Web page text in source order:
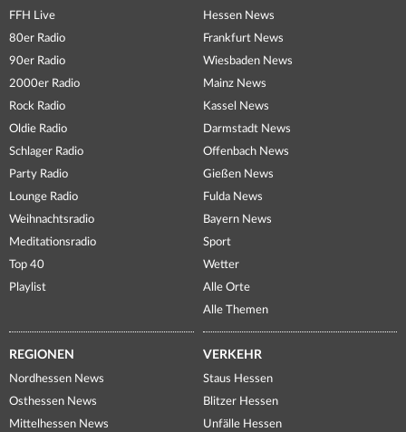
FFH Live
80er Radio
90er Radio
2000er Radio
Rock Radio
Oldie Radio
Schlager Radio
Party Radio
Lounge Radio
Weihnachtsradio
Meditationsradio
Top 40
Playlist
Hessen News
Frankfurt News
Wiesbaden News
Mainz News
Kassel News
Darmstadt News
Offenbach News
Gießen News
Fulda News
Bayern News
Sport
Wetter
Alle Orte
Alle Themen
REGIONEN
Nordhessen News
Osthessen News
Mittelhessen News
VERKEHR
Staus Hessen
Blitzer Hessen
Unfälle Hessen